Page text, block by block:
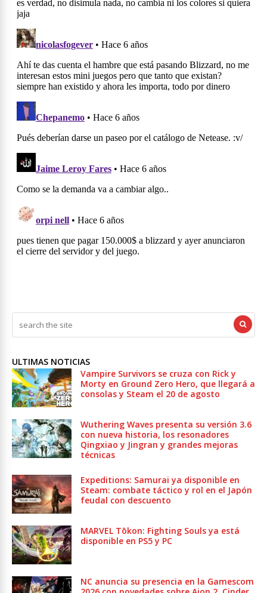
ULTIMAS NOTICIAS
Vampire Survivors se cruza con Rick y
Morty en Ground Zero Hero, que llegará a
consolas y Steam el 20 de agosto
Wuthering Waves presenta su versión 3.6
con nueva historia, los resonadores
Qingxiao y Jingran y grandes mejoras
técnicas
Expeditions: Samurai ya disponible en
Steam: combate táctico y rol en el Japón
feudal con descuento
MARVEL Tōkon: Fighting Souls ya está
disponible en PS5 y PC
NC anuncia su presencia en la Gamescom